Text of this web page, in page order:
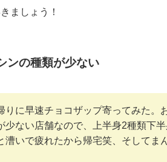
ましょう！
ンの種類が少ない
りに早速チョコザップ寄ってみた。
少ない店舗なので、上半身2種類下
漕いで疲れたから帰宅笑、そして